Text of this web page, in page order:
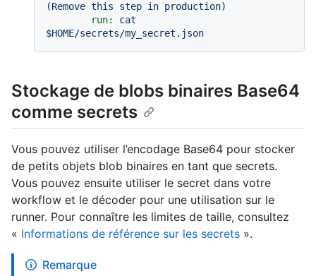
(Remove this step in production)
run:
cat
$HOME/secrets/my_secret.json
Stockage de blobs binaires Base64
comme secrets
Vous pouvez utiliser l’encodage Base64 pour stocker
de petits objets blob binaires en tant que secrets.
Vous pouvez ensuite utiliser le secret dans votre
workflow et le décoder pour une utilisation sur le
runner. Pour connaître les limites de taille, consultez
« Informations de référence sur les secrets ».
Remarque